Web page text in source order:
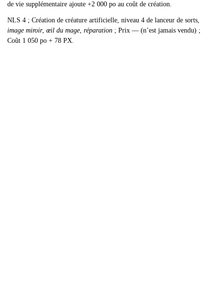
de vie supplémentaire ajoute +2 000 po au coût de création.
NLS 4 ; Création de créature artificielle, niveau 4 de lanceur de sorts,
image miroir, œil du mage réparation ; Prix — (n’est jamais vendu) ;
Coût 1 050 po + 78 PX.